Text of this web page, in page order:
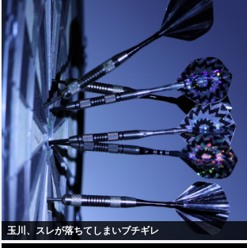
玉川、スレが落ちてしまいブチギレ